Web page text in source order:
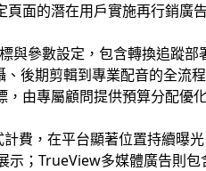
面的潛在用戶實施再行銷廣
與參數設定，包含轉換追蹤部
後期剪輯到專業配音的全流
由專屬顧問提供預算分配優
費，在平台顯著位置持續曝
示；TrueView多媒體廣告則包